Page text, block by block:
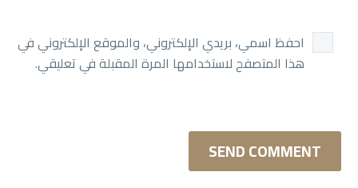
احفظ اسمي، بريدي الإلكتروني، والموقع الإلكتروني في
هذا المتصفح لاستخدامها المرة المقبلة في تعليقي.
SEND COMMENT